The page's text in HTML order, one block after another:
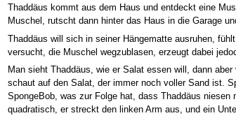
Thaddäus kommt aus dem Haus und entdeckt eine
Muschel, rutscht dann hinter das Haus in die Garage
Thaddäus will sich in seiner Hängematte ausruhen,
versucht, die Muschel wegzublasen, erzeugt dabei
Man sieht Thaddäus, wie er Salat essen will, dann
schaut auf den Salat, der immer noch voller Sand ist.
SpongeBob, was zur Folge hat, dass Thaddäus
quadratisch, er streckt den linken Arm aus, und ein